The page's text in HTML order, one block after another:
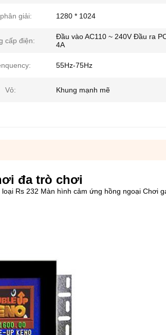
giải: 1280 * 1024
cấp điện:
Đầu vào AC110 ~ 240V Đầu ra
4A
55Hz-75Hz
Vỏ: Khung mạnh mẽ
đa trò chơi
Rs 232 Màn hình cảm ứng hồng ngoại Chơi